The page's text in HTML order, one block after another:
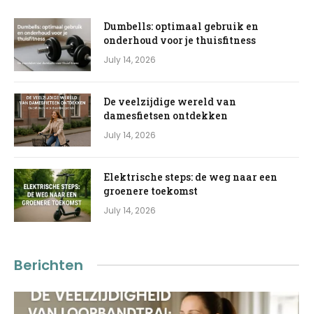
Dumbells: optimaal gebruik en
onderhoud voor je thuisfitness
July 14, 2026
De veelzijdige wereld van
damesfietsen ontdekken
July 14, 2026
Elektrische steps: de weg naar een
groenere toekomst
July 14, 2026
Berichten